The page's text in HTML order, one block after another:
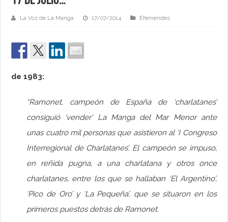
La Voz de La Manga 17/07/2014 Efemerides
de 1983:
“Ramonet, campeón de España de ‘charlatanes’
consiguió ‘vender’ La Manga del Mar Menor ante
unas cuatro mil personas que asistieron al ‘I Congreso
Interregional de Charlatanes’. El campeón se impuso,
en reñida pugna, a una charlatana y otros once
charlatanes, entre los que se hallaban ‘El Argentino’,
‘Pico de Oro’ y ‘La Pequeña’, que se situaron en los
primeros puestos detrás de Ramonet.